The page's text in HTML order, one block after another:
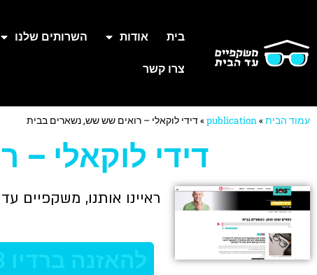
בית אודות השרותים שלנו
צרו קשר
עמוד הבית»
publication
»דידי לוקאלי – רואים שש שש, נשארים בבית
דידי לוקאלי
ראיינו אותנו, משקפיים
להאזנה ברדיו 103